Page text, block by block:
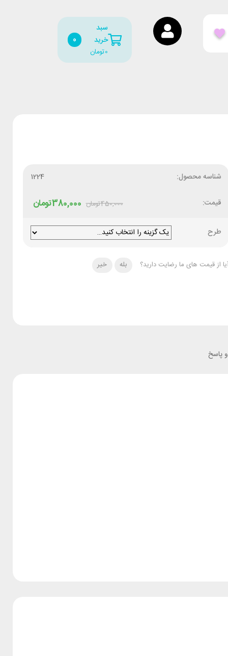
سبد
خرید
تومان0
0
شناسه محصول: 1224
قیمت: تومان450,000 تومان380,000
طرح
از قیمت های ما رضایت دارید؟ بله خیر
پاسخ